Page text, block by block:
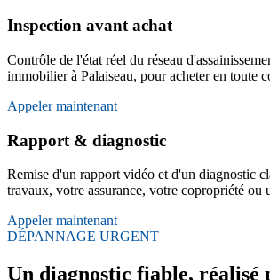
Inspection avant achat
Contrôle de l'état réel du réseau
immobilier à Palaiseau, pour acheter en toute
Appeler maintenant
Rapport & diagnostic
Remise d'un rapport vidéo et d'un diagnostic
travaux, votre assurance, votre copropriété ou
Appeler maintenant
DÉPANNAGE URGENT
Un diagnostic fiable, réalisé